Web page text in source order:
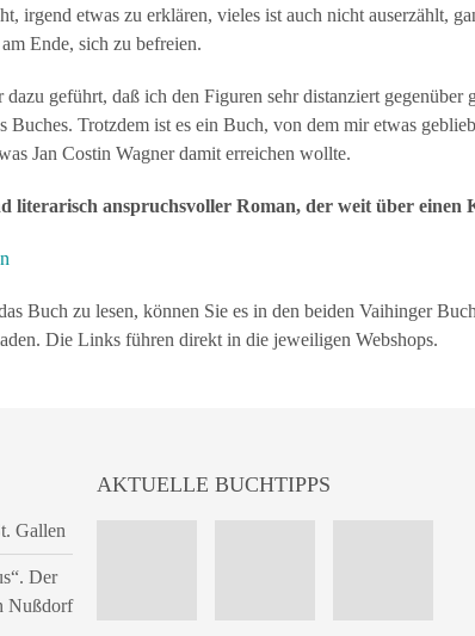
irgend etwas zu erklären, vieles ist auch nicht auserzählt,
Ende, sich zu befreien.
geführt, daß ich den Figuren sehr distanziert
Buches. Trotzdem ist es ein Buch, von dem mir etwas
Jan Costin Wagner damit erreichen wollte.
literarisch anspruchsvoller Roman, der weit über einen
Buch zu lesen, können Sie es in den beiden Vaihinger
Die Links führen direkt in die jeweiligen Webshops.
Gallen
Der
Nußdorf
AKTUELLE BUCHTIPPS